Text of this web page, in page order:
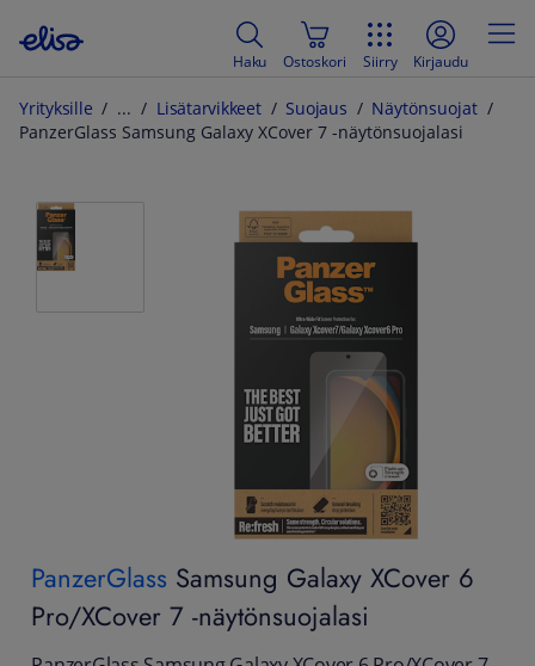
Haku Ostoskori Siirry Kirjaudu
Yrityksille Lisätarvikkeet Suojaus
Näytönsuojat
PanzerGlass Samsung Galaxy XCover 7 -näytönsuojalasi
PanzerGlass Samsung Galaxy XCover 6
Pro/XCover 7 -näytönsuojalasi